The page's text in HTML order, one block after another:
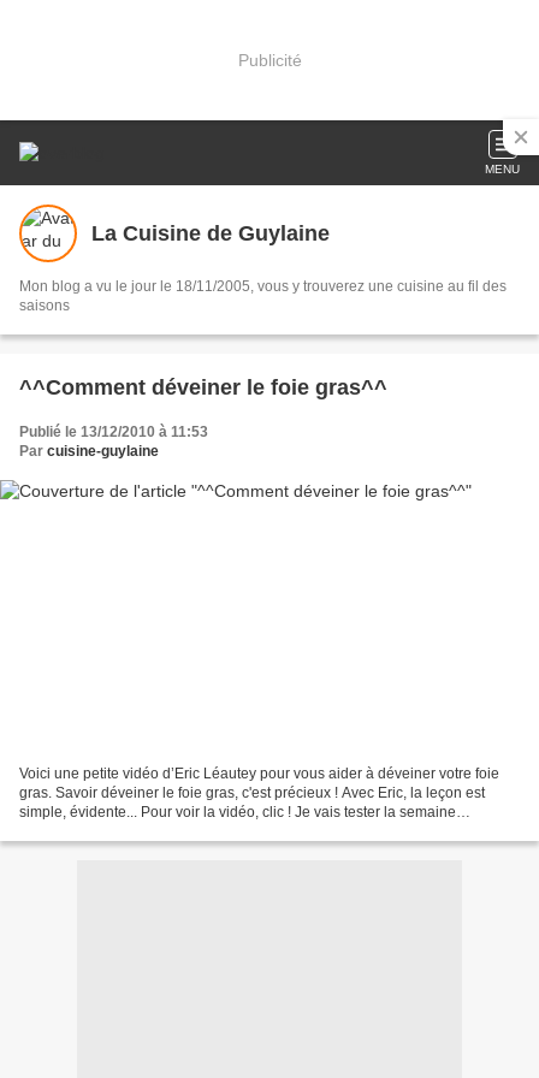
Publicité
MENU
La Cuisine de Guylaine
Mon blog a vu le jour le 18/11/2005, vous y trouverez une cuisine au fil des
saisons
^^Comment déveiner le foie gras^^
Publié le 13/12/2010 à 11:53
Par cuisine-guylaine
Voici une petite vidéo d’Eric Léautey pour vous aider à déveiner votre foie
gras. Savoir déveiner le foie gras, c'est précieux ! Avec Eric, la leçon est
simple, évidente... Pour voir la vidéo, clic ! Je vais tester la semaine